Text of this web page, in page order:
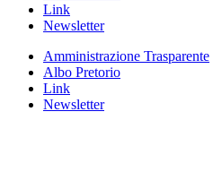
Link
Newsletter
Amministrazione Trasparente
Albo Pretorio
Link
Newsletter